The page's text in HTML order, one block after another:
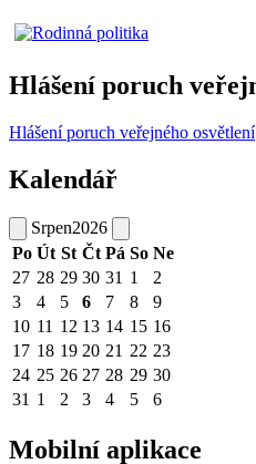
Hlášení poruch
Hlášení poruch veřejného osvětlení
Kalendář
Srpen2026
Po Út St Čt Pá So Ne
27 28 29 30 31 1
2
3
4 5 6 7 8
9
10 11 12 13 14 15 16
17 18 19 20 21 22 23
24 25 26 27 28 29 30
31 1 2 3 4 5 6
Mobilní aplikace